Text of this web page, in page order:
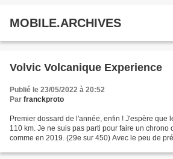
MOBILE.ARCHIVES
Volvic Volcanique Experience
Publié le 23/05/2022 à 20:52
Par franckproto
Premier dossard de l'année, enfin ! J'espère que
110 km. Je ne suis pas parti pour faire un chrono
comme en 2019. (29e sur 450) Avec le peu de